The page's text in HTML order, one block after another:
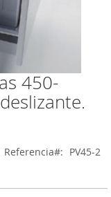
450-
Referencia PV45-2